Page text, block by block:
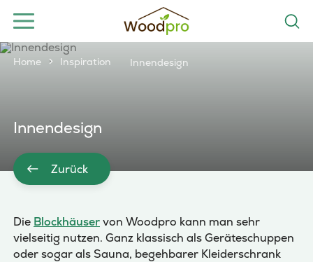
Home Inspiration Innendesign
Innendesign
Zurück
Die Blockhäuservon Woodpro kann man sehr
vielseitig nutzen. Ganz klassisch als Geräteschuppen
oder sogar als Sauna, begehbarer Kleiderschrank